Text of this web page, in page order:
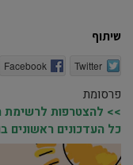
שיתוף
Twitter
Facebook
פרסומת
>> להצטרפות לרשימת
כל העדכונים ראשונים